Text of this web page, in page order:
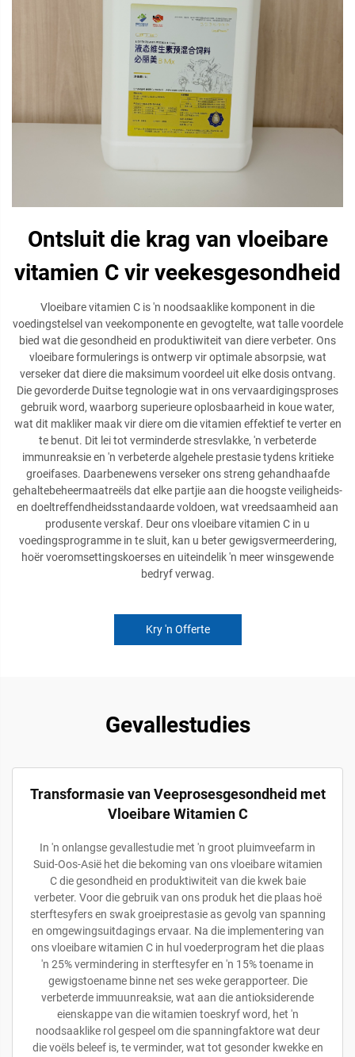
Ontsluit die krag van vloeibare
vitamien C vir veekesgesondheid
Vloeibare vitamien C is 'n noodsaaklike komponent in die
voedingstelsel van veekomponente en gevogtelte, wat talle voordele
bied wat die gesondheid en produktiwiteit van diere verbeter. Ons
vloeibare formulerings is ontwerp vir optimale absorpsie, wat
verseker dat diere die maksimum voordeel uit elke dosis ontvang.
Die gevorderde Duitse tegnologie wat in ons vervaardigingsproses
gebruik word, waarborg superieure oplosbaarheid in koue water,
wat dit makliker maak vir diere om die vitamien effektief te verter en
te benut. Dit lei tot verminderde stresvlakke, 'n verbeterde
immunreaksie en 'n verbeterde algehele prestasie tydens kritieke
groeifases. Daarbenewens verseker ons streng gehandhaafde
gehaltebeheermaatreëls dat elke partjie aan die hoogste veiligheids-
en doeltreffendheidsstandaarde voldoen, wat vreedsaamheid aan
produsente verskaf. Deur ons vloeibare vitamien C in u
voedingsprogramme in te sluit, kan u beter gewigsvermeerdering,
hoër voeromsettingskoerses en uiteindelik 'n meer winsgewende
bedryf verwag.
Kry 'n Offerte
Gevallestudies
Transformasie van Veeprosesgesondheid met
Vloeibare Witamien C
In 'n onlangse gevallestudie met 'n groot pluimveefarm in
Suid-Oos-Asië het die bekoming van ons vloeibare witamien
C die gesondheid en produktiwiteit van die kwek baie
verbeter. Voor die gebruik van ons produk het die plaas hoë
sterftesyfers en swak groeiprestasie as gevolg van spanning
en omgewingsuitdagings ervaar. Na die implementering van
ons vloeibare witamien C in hul voederprogram het die plaas
'n 25% vermindering in sterftesyfer en 'n 15% toename in
gewigstoename binne net ses weke gerapporteer. Die
verbeterde immuunreaksie, wat aan die antioksiderende
eienskappe van die witamien toeskryf word, het 'n
noodsaaklike rol gespeel om die spanningfaktore wat deur
die voëls beleef is, te verminder, wat tot gesonder kwekke en